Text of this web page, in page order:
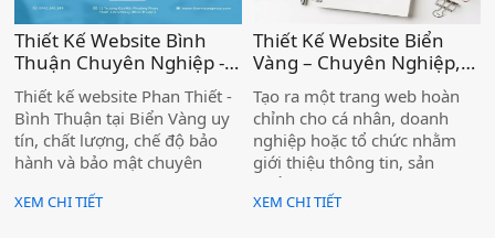
Thiết Kế Website Bình
Thuận Chuyên Nghiệp -
Biển Vàng Tối Ưu Chuẩn
SEO )
Thiết kế website Phan Thiết -
Bình Thuận tại Biển Vàng uy
tín, chất lượng, chế độ bảo
hành và bảo mật chuyên
website đầy đủ, mang tính
XEM CHI TIẾT
Thiết Kế Website Biển
Vàng – Chuyên Nghiệp,
Đẹp Mắt, Chuẩn Thương
Hiệu Tại Xã Lương Sơn -
Lâm Đồng )
Tạo ra một trang web hoàn
chỉnh cho cá nhân, doanh
nghiệp hoặc tổ chức nhằm
giới thiệu thông tin, sản
phẩm và dịch vụ đến khách
hàng trên môi trường
XEM CHI TIẾT